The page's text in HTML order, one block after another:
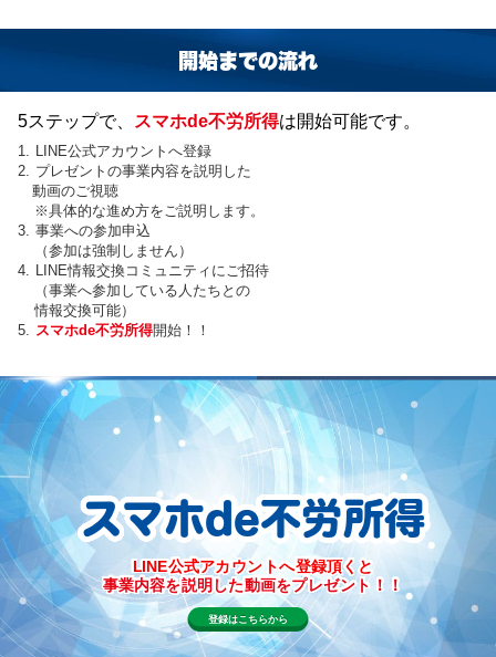
開始までの流れ
5ステップで、 スマホde不労所得は開始可能です。
1. LINE公式アカウントへ登録
2. プレゼントの事業内容を説明した
動画のご視聴
※具体的な進め方をご説明します。
3. 事業への参加申込
（参加は強制しません）
4. LINE情報交換コミュニティにご招待
（事業へ参加している人たちとの
情報交換可能）
5. スマホde不労所得開始！！
スマホde不労所得
LINE公式アカウントへ登録頂くと
事業内容を説明した動画をプレゼント！！
登録はこちらから